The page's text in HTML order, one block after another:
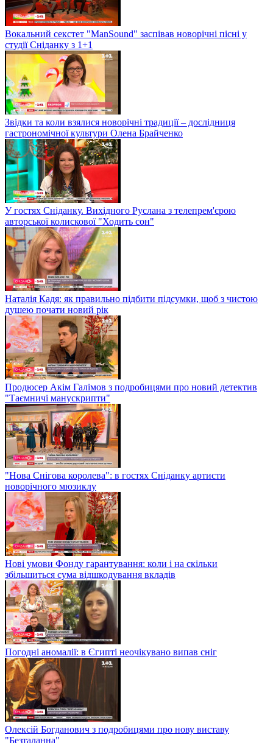
Вокальний секстет "ManSound" заспівав новорічні пісні у
студії Сніданку з 1+1
Звідки та коли взялися новорічні традиції – дослідниця
гастрономічної культури Олена Брайченко
У гостях Сніданку. Вихідного Руслана з телепрем'єрою
авторської колискової "Ходить сон"
Наталія Кадя: як правильно підбити підсумки, щоб з чистою
душею почати новий рік
Продюсер Акім Галімов з подробицями про новий детектив
"Таємничі манускрипти"
"Нова Снігова королева": в гостях Сніданку артисти
новорічного мюзиклу
Нові умови Фонду гарантування: коли і на скільки
збільшиться сума відшкодування вкладів
Погодні аномалії: в Єгипті неочікувано випав сніг
Олексій Богданович з подробицями про нову виставу
"Безталанна"